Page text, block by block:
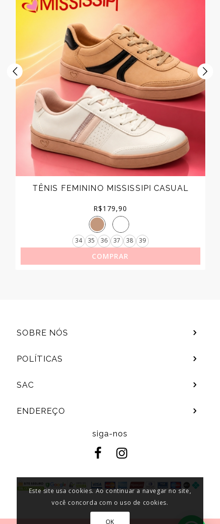
TÊNIS FEMININO MISSISSIPI CASUAL
R$179,90
34 35 36 37 38 39
COMPRAR
SOBRE NÓS
POLÍTICAS
SAC
ENDEREÇO
siga-nos
Este site usa cookies. Ao continuar a navegar no site,
você concorda com o uso de cookies.
OK